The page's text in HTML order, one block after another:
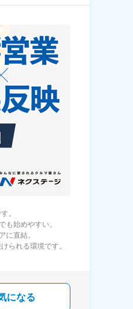
。
も始めやすい。
に直結。
られる環境です。
になる